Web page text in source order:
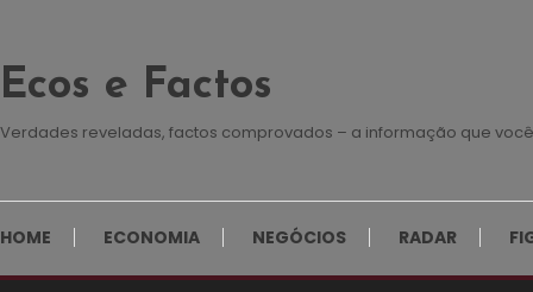
Ecos e Factos
Verdades reveladas, factos comprovados – a informação que
HOME ECONOMIA NEGÓCIOS RADAR